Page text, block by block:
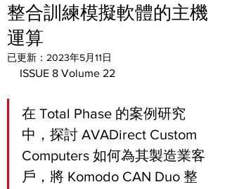
整合訓練模擬軟體的主機
運算
已更新： 2023年5月11日
ISSUE 8 Volume 22
在 Total Phase 的案例研究
中，探討 AVADirect Custom
Computers 如何為其製造業客
戶，將 Komodo CAN Duo 整